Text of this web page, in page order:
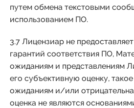
путем обмена текстовыми
использованием ПО.
3.7 Лицензиар не
гарантий соответствия ПО,
ожиданиям и представлениям
его субъективную оценку,
ожиданиям и/или
оценка не являются